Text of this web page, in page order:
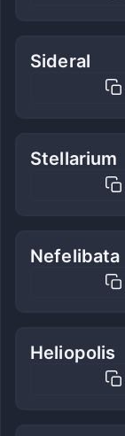
Sideral
Stellarium
Nefelibata
Heliopolis